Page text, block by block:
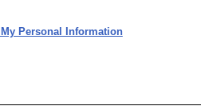
Personal Information